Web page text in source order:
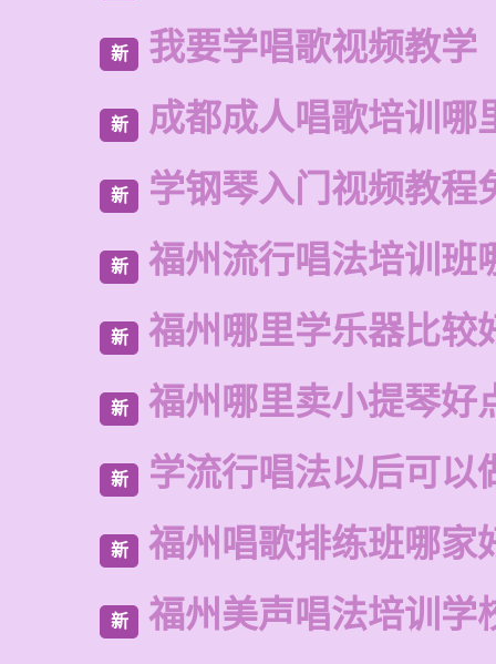
新 我要学唱歌视频教学
新 成都成人唱歌培训哪
新 学钢琴入门视频教程
新 福州流行唱法培训班
新 福州哪里学乐器比较
新 福州哪里卖小提琴好
新 学流行唱法以后可以
新 福州唱歌排练班哪家
新 福州美声唱法培训学